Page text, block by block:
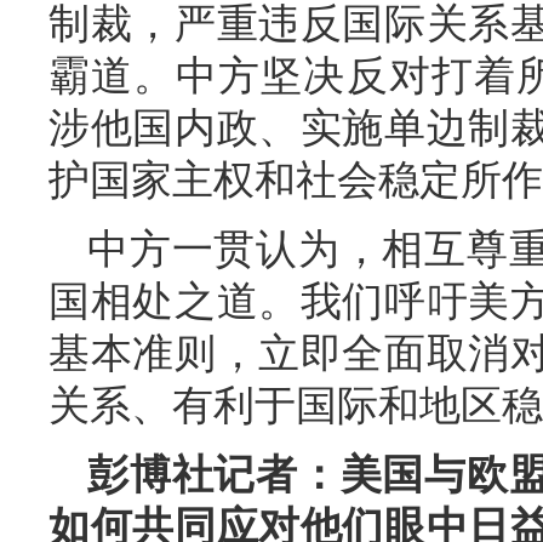
制裁，严重违反国际关系
霸道。中方坚决反对打着
涉他国内政、实施单边制
护国家主权和社会稳定所
中方一贯认为，相互尊
国相处之道。我们呼吁美
基本准则，立即全面取消
关系、有利于国际和地区
彭博社记者：美国与欧
如何共同应对他们眼中日